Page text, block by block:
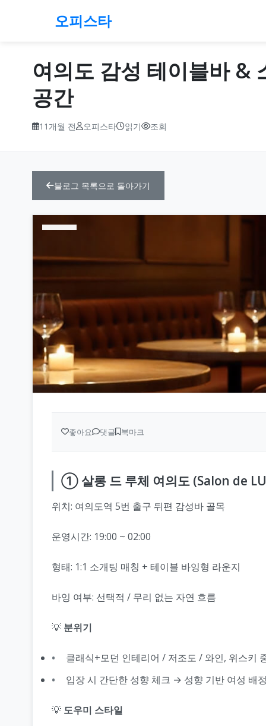
오피스타
여의도 감성 테이블바 &
공간
11개월 전 오피스타 읽기 조회
블로그 목록으로 돌아가기
좋아요 댓글 북마크
① 살롱 드 루체 여의도 (Salon de
위치: 여의도역 5번 출구 뒤편 감성바 골목
운영시간: 19:00 ~ 02:00
형태: 1:1 소개팅 매칭 + 테이블 바잉형 라운지
바잉 여부: 선택적 / 무리 없는 자연 흐름
💡 분위기
클래식+모던 인테리어 / 저조도 / 와인, 위스키
입장 시 간단한 성향 체크 → 성향 기반 여성 배
💡 도우미 스타일